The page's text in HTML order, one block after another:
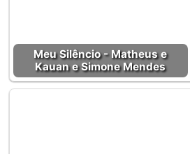
Meu Silêncio - Matheus e
Kauan e Simone Mendes